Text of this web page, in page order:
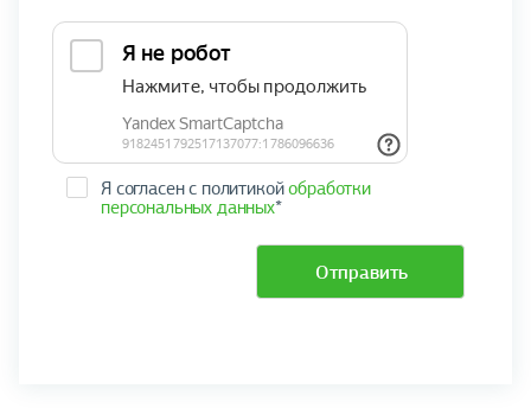
Я согласен с политикойобработки
персональных данных*
Отправить